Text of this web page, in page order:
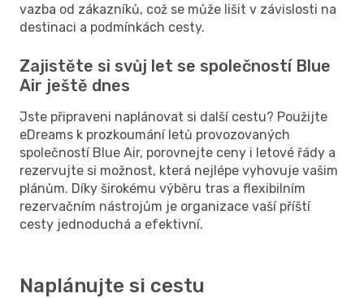
vazba od zákazníků, což se může lišit v závislosti na
destinaci a podmínkách cesty.
Zajistěte si svůj let se společností Blue
Air ještě dnes
Jste připraveni naplánovat si další cestu? Použijte
eDreams k prozkoumání letů provozovaných
společností Blue Air, porovnejte ceny i letové řády a
rezervujte si možnost, která nejlépe vyhovuje vašim
plánům. Díky širokému výběru tras a flexibilním
rezervačním nástrojům je organizace vaší příští
cesty jednoduchá a efektivní.
Naplánujte si cestu